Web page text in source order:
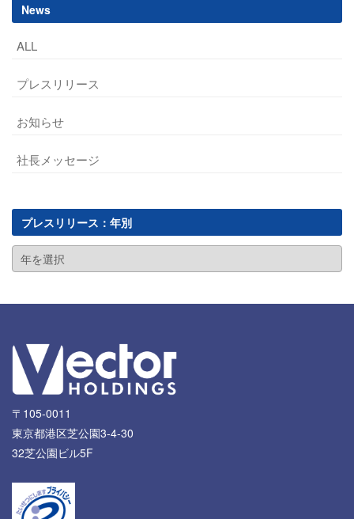
News
ALL
プレスリリース
お知らせ
社長メッセージ
プレスリリース：年別
〒105-0011
東京都港区芝公園3-4-30
32芝公園ビル5F